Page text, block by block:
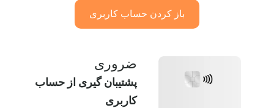
باز کردن حساب کاربری
ضروری
پشتیبان گیری از حساب
کاربری